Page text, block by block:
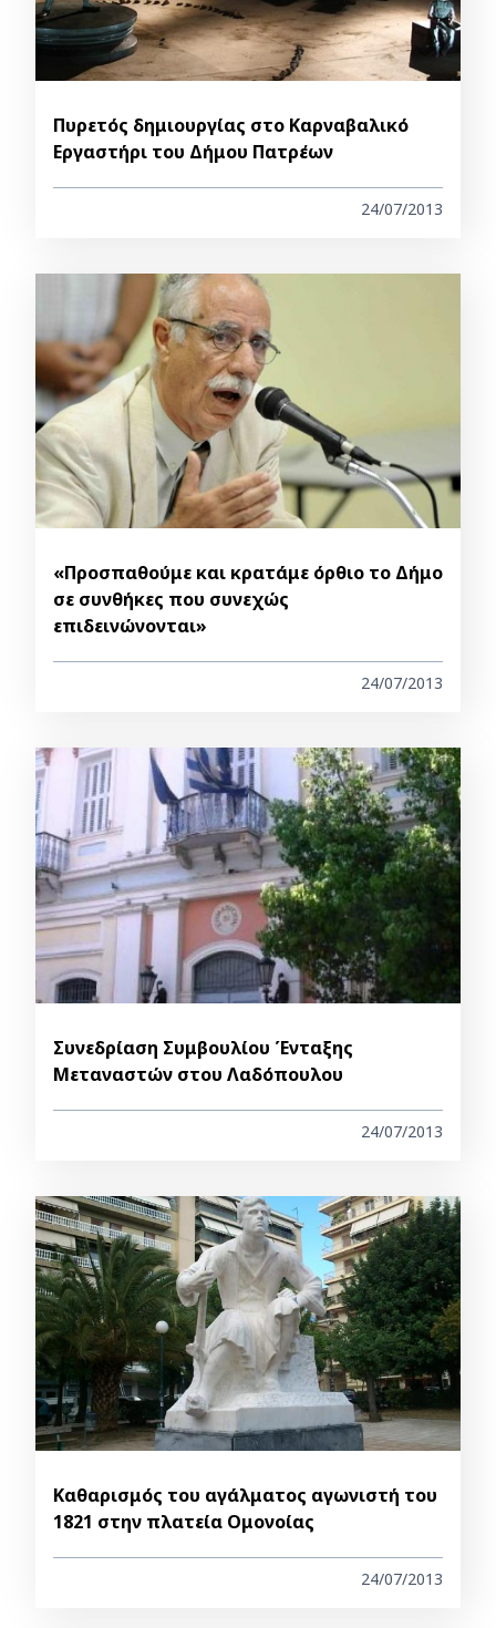
Πυρετός δημιουργίας στο Καρναβαλικό
Εργαστήρι του Δήμου Πατρέων
24/07/2013
«Προσπαθούμε και κρατάμε όρθιο το Δήμο
σε συνθήκες που συνεχώς
επιδεινώνονται»
24/07/2013
Συνεδρίαση Συμβουλίου Ένταξης
Μεταναστών στου Λαδόπουλου
24/07/2013
Καθαρισμός του αγάλματος αγωνιστή του
1821 στην πλατεία Ομονοίας
24/07/2013